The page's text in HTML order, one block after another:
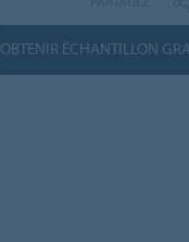
OBTENIR ÉCHANTILLON